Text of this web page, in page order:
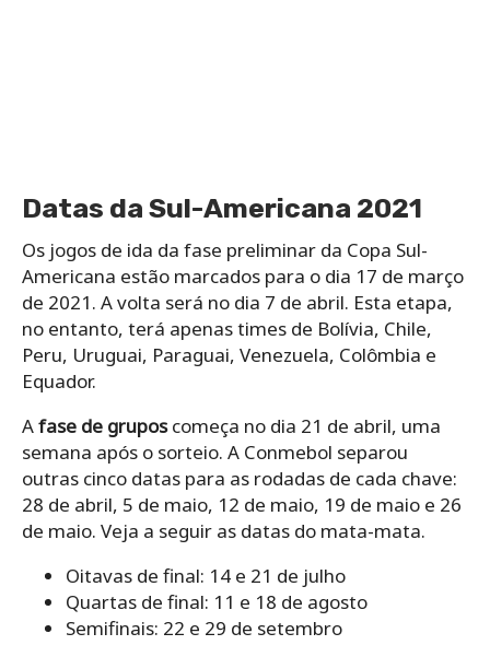
Datas da Sul-Americana 2021
Os jogos de ida da fase preliminar da Copa Sul-
Americana estão marcados para o dia 17 de março
de 2021. A volta será no dia 7 de abril. Esta etapa,
no entanto, terá apenas times de Bolívia, Chile,
Peru, Uruguai, Paraguai, Venezuela, Colômbia e
Equador.
Afase de gruposcomeça no dia 21 de abril, uma
semana após o sorteio. A Conmebol separou
outras cinco datas para as rodadas de cada chave:
28 de abril, 5 de maio, 12 de maio, 19 de maio e 26
de maio. Veja a seguir as datas do mata-mata.
Oitavas de final: 14 e 21 de julho
Quartas de final: 11 e 18 de agosto
Semifinais: 22 e 29 de setembro